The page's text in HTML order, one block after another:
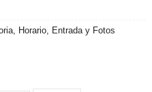
Horario, Entrada y Fotos